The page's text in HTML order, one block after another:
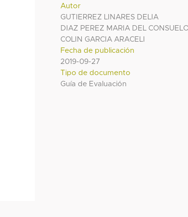
Autor
GUTIERREZ LINARES DELIA
DIAZ PEREZ MARIA DEL
COLIN GARCIA ARACELI
Fecha de publicación
2019-09-27
Tipo de documento
Guía de Evaluación